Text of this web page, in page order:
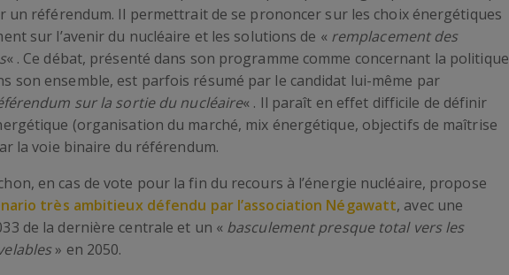
un référendum. Il permettrait de se prononcer sur les choix énergétiques
sur l’avenir du nucléaire et les solutions de « remplacement des
« . Ce débat, présenté dans son programme comme concernant la politique
son ensemble, est parfois résumé par le candidat lui-même par
sur la sortie du nucléaire« . Il paraît en effet difficile de définir
(organisation du marché, mix énergétique, objectifs de maîtrise
la voie binaire du référendum.
en cas de vote pour la fin du recours à l’énergie nucléaire, propose
très ambitieux défendu par l’association Négawatt, avec une
de la dernière centrale et un « basculement presque total vers les
» en 2050.